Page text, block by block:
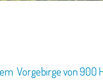
Vorgebirge von